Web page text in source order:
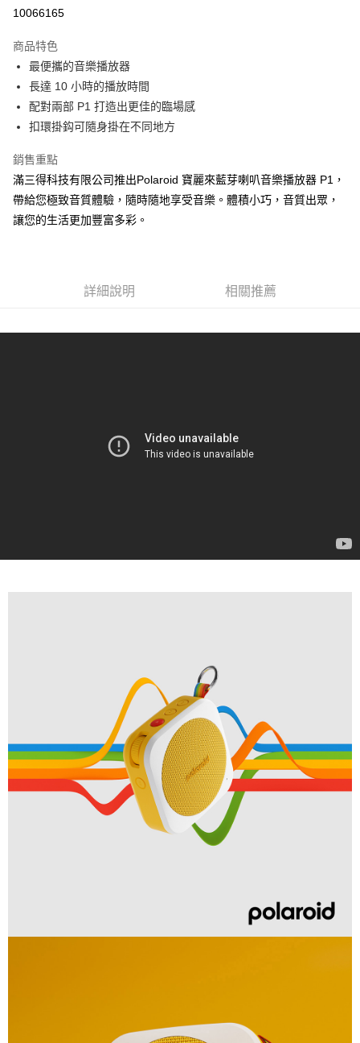
10066165
商品特色
最便攜的音樂播放器
長達 10 小時的播放時間
配對兩部 P1 打造出更佳的臨場感
扣環掛鈎可隨身掛在不同地方
銷售重點
滿三得科技有限公司推出Polaroid 寶麗來藍芽喇叭音樂播放器 P1，
帶給您極致音質體驗，隨時隨地享受音樂。體積小巧，音質出眾，
讓您的生活更加豐富多彩。
詳細說明 相關推薦